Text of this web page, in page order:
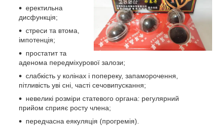
еректильна
дисфункція;
стреси та втома,
імпотенція;
простатит та
аденома передміхурової залози;
слабкість у колінах і попереку, запаморочення,
пітливість уві сні, часті сечовипускання;
невеликі розміри статевого органа: регулярний
прийом сприяє росту члена;
передчасна еякуляція (прогремія).